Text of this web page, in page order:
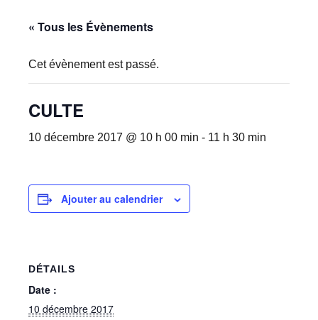
« Tous les Évènements
Cet évènement est passé.
CULTE
10 décembre 2017 @ 10 h 00 min - 11 h 30 min
Ajouter au calendrier
DÉTAILS
Date :
10 décembre 2017